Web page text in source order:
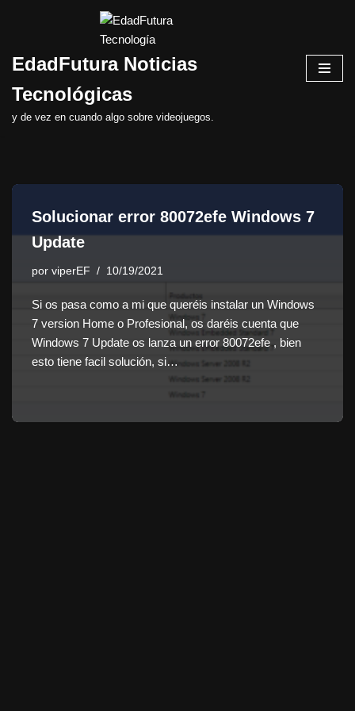
al
EdadFutura Noticias
Tecnológicas
y de vez en cuando algo sobre videojuegos.
Solucionar error 80072efe Windows 7
Update
por viperEF 10/19/2021
Si os pasa como a mi que queréis instalar un Windows
7 version Home o Profesional, os daréis cuenta que
Windows 7 Update os lanza un error 80072efe , bien
esto tiene facil solución, si…